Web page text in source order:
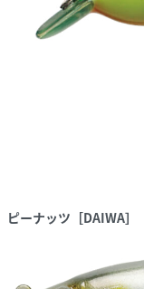
ピーナッツ［DAIWA］